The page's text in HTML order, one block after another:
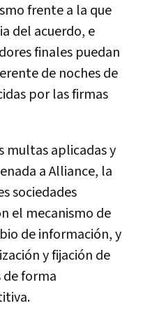
frente a la que
del acuerdo, e
finales puedan
de noches de
por las firmas
multas aplicadas y
a Alliance, la
sociedades
el mecanismo de
de información, y
y fijación de
de forma